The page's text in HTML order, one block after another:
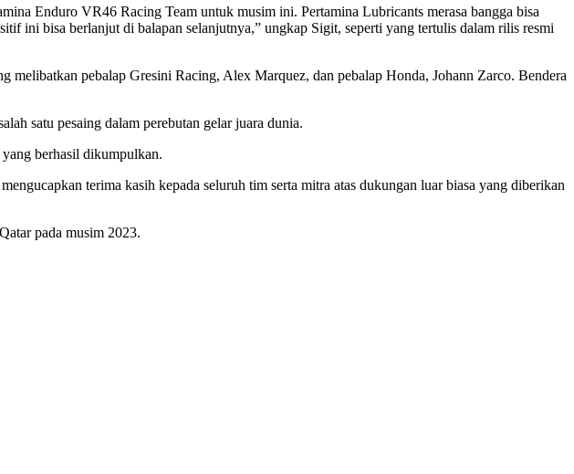
Enduro VR46 Racing Team untuk musim ini. Pertamina Lubricants merasa bangga bisa
ini bisa berlanjut di balapan selanjutnya,” ungkap Sigit, seperti yang tertulis dalam rilis resmi
melibatkan pebalap Gresini Racing, Alex Marquez, dan pebalap Honda, Johann Zarco. Bendera
satu pesaing dalam perebutan gelar juara dunia.
berhasil dikumpulkan.
terima kasih kepada seluruh tim serta mitra atas dukungan luar biasa yang diberikan
pada musim 2023.